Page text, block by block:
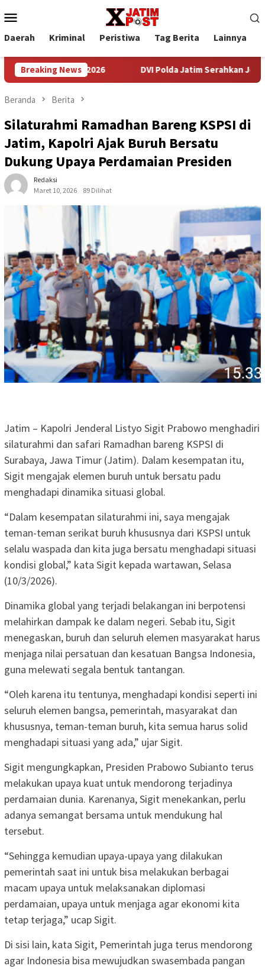
ke
kontenMobile
Daerah Kriminal Peristiwa Tag Berita Lainnya
Breaking News
TNI AD 2026 DVI Polda Jatim Serahkan Jenazah Kelima
Beranda Berita
Silaturahmi Ramadhan Bareng KSPSI di
Jatim, Kapolri Ajak Buruh Bersatu
Dukung Upaya Perdamaian Presiden
Redaksi
Maret 10, 2026
89 Dilihat
Jatim – Kapolri Jenderal Listyo Sigit Prabowo menghadiri
silaturahmi dan safari Ramadhan bareng KSPSI di
Surabaya, Jawa Timur (Jatim). Dalam kesempatan itu,
Sigit mengajak elemen buruh untuk bersatu padu
menghadapi dinamika situasi global.
“Dalam kesempatan silaturahmi ini, saya mengajak
teman-teman serikat buruh khususnya dari KSPSI untuk
selalu waspada dan kita juga bersatu menghadapi situasi
kondisi global,” kata Sigit kepada wartawan, Selasa
(10/3/2026).
Dinamika global yang terjadi belakangan ini berpotensi
melahirkan dampak ke dalam negeri. Sebab itu, Sigit
menegaskan, buruh dan seluruh elemen masyarakat harus
menjaga nilai persatuan dan kesatuan Bangsa Indonesia,
guna melewati segala bentuk tantangan.
“Oleh karena itu tentunya, menghadapi kondisi seperti ini
seluruh elemen bangsa, pemerintah, masyarakat dan
khususnya, teman-teman buruh, kita semua harus solid
menghadapi situasi yang ada,” ujar Sigit.
Sigit mengungkapkan, Presiden Prabowo Subianto terus
melakukan upaya kuat untuk mendorong terjadinya
perdamaian dunia. Karenanya, Sigit menekankan, perlu
adanya semangat bersama untuk mendukung hal
tersebut.
“Sehingga kemudian upaya-upaya yang dilakukan
pemerintah saat ini untuk bisa melakukan berbagai
macam upaya untuk melaksanakan diplomasi
perdamaian, upaya untuk menjaga agar ekonomi kita
tetap terjaga,” ucap Sigit.
Di sisi lain, kata Sigit, Pemerintah juga terus mendorong
agar Indonesia bisa mewujudkan swasembada pangan